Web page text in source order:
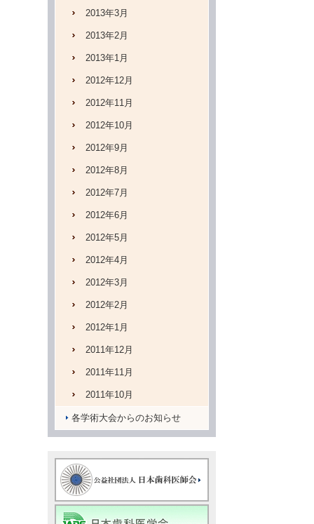
2013年3月
2013年2月
2013年1月
2012年12月
2012年11月
2012年10月
2012年9月
2012年8月
2012年7月
2012年6月
2012年5月
2012年4月
2012年3月
2012年2月
2012年1月
2011年12月
2011年11月
2011年10月
各学術大会からのお知らせ